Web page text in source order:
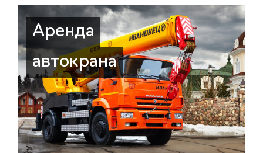
Аренда
автокрана